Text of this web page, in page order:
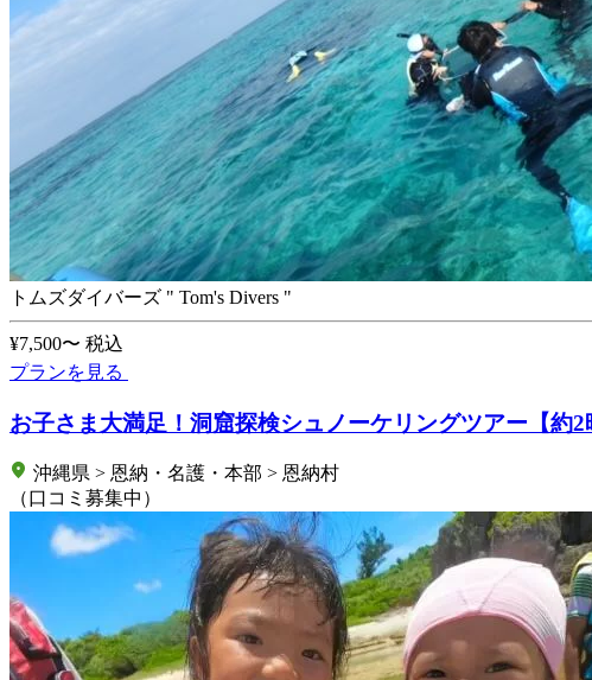
トムズダイバーズ " Tom's Divers "
¥7,500〜 税込
プランを見る
お子さま大満足！洞窟探検シュノーケリングツアー【約2
沖縄県 > 恩納・名護・本部 > 恩納村
（口コミ募集中）